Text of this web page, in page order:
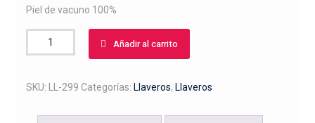
Piel de vacuno 100%
Llavero
de
español
Añadir al carrito
SKU: LL-299 Categorías: Llaveros, Llaveros